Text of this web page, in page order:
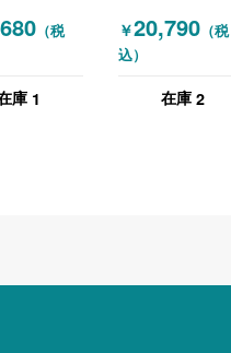
コク
ィスチェ
（税
庫 1
ヨ) オフィスチェ
ア 肘無しチェア
￥20,790（税
込）
在庫 2